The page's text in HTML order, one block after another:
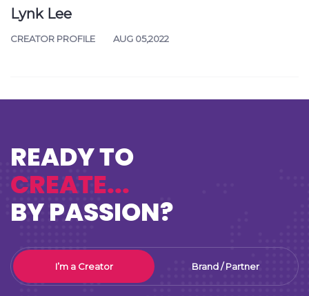
Lynk Lee
CREATOR PROFILE AUG 05,2022
READY TO
CREATE...
BY PASSION?
I’m a Creator Brand / Partner